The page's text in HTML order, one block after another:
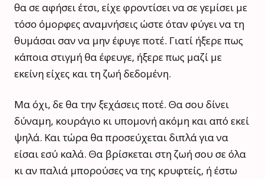
θα σε αφήσει έτσι, είχε φροντίσει να σε γεμίσει με
τόσο όμορφες αναμνήσεις ώστε όταν φύγει να τη
θυμάσαι σαν να μην έφυγε ποτέ. Γιατί ήξερε πως
κάποια στιγμή θα έφευγε, ήξερε πως μαζί με
εκείνη είχες και τη ζωή δεδομένη.
Μα όχι, δε θα την ξεχάσεις ποτέ. Θα σου δίνει
δύναμη, κουράγιο κι υπομονή ακόμη και από εκεί
ψηλά. Και τώρα θα προσεύχεται διπλά για να
είσαι εσύ καλά. Θα βρίσκεται στη ζωή σου σε όλα
κι αν παλιά μπορούσες να της κρυφτείς, ή έστω